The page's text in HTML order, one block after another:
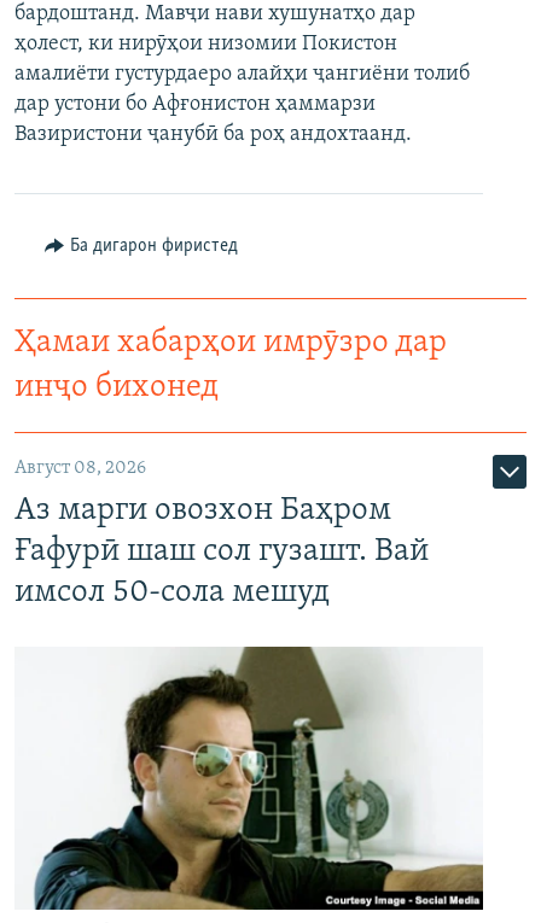
Ҳамаи сомонаҳои RFE/RL
бардоштанд. Мавҷи нави хушунатҳо дар
ҳолест, ки нирӯҳои низомии Покистон
амалиёти густурдаеро алайҳи ҷангиёни толиб
дар устони бо Афғонистон ҳаммарзи
Вазиристони ҷанубӣ ба роҳ андохтаанд.
Ба дигарон фиристед
Ҳамаи хабарҳои имрӯзро дар
инҷо бихонед
Август 08, 2026
Аз марги овозхон Баҳром
Ғафурӣ шаш сол гузашт. Вай
имсол 50-сола мешуд